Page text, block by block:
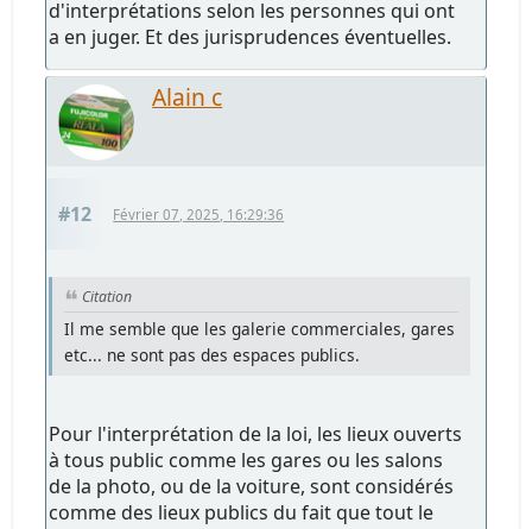
d'interprétations selon les personnes qui ont
a en juger. Et des jurisprudences éventuelles.
Alain c
#12 Février 07, 2025, 16:29:36
Citation
Il me semble que les galerie commerciales, gares
etc... ne sont pas des espaces publics.
Pour l'interprétation de la loi, les lieux ouverts
à tous public comme les gares ou les salons
de la photo, ou de la voiture, sont considérés
comme des lieux publics du fait que tout le